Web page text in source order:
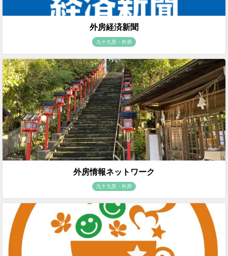
外房経済新聞
九十九里・外房
外房情報ネットワーク
九十九里・外房